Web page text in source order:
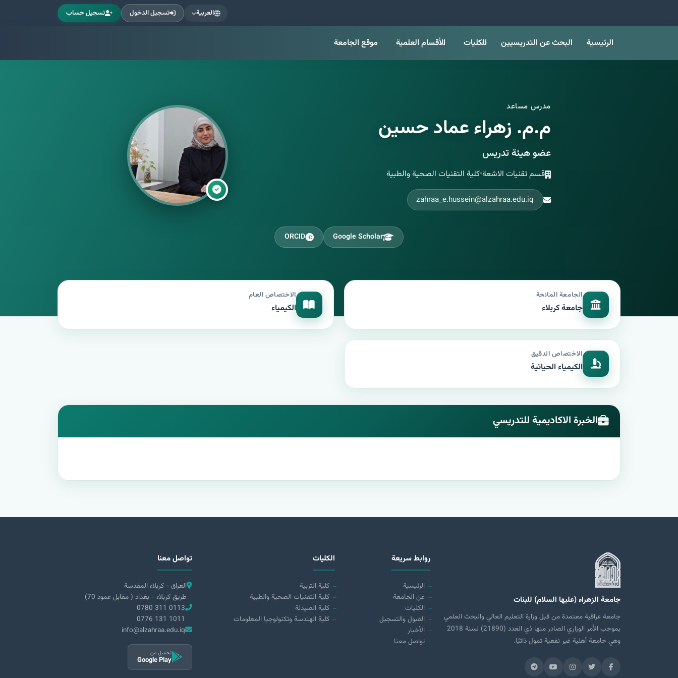
العربية تسجيل الدخول تسجيل حساب
الرئيسية البحث عن التدريسيين الكليات الأقسام العلمية موقع الجامعة
مدرس مساعد
م.م. زهراء عماد حسين
عضو هيئة تدريس
قسم تقنيات الاشعة•كلية التقنيات الصحية والطبية
zahraa_e.hussein@alzahraa.edu.iq
Google Scholar
ORCID
الجامعة المانحة
جامعة كربلاء
الاختصاص العام
الكيمياء
الاختصاص الدقيق
الكيمياء الحياتية
الخبرة الاكاديمية للتدريسي
جامعة الزهراء (عليها السلام) للبنات
جامعة عراقية معتمدة من قبل وزارة التعليم العالي والبحث العلمي
بموجب الأمر الوزاري الصادر منها ذي العدد (21890) لسنة 2018
وهي جامعة أهلية غير نفعية تمول ذاتيًا.
روابط سريعة
الرئيسية
عن الجامعة
الكليات
القبول والتسجيل
الأخبار
تواصل معنا
الكليات
كلية التربية
كلية التقنيات الصحية والطبية
كلية الصيدلة
كلية الهندسة وتكنولوجيا المعلومات
تواصل معنا
العراق - كربلاء المقدسة
طريق كربلاء - بغداد ( مقابل عمود 70)
0780 311 0113
0776 131 1011
info@alzahraa.edu.iq
تحميل من
Google Play